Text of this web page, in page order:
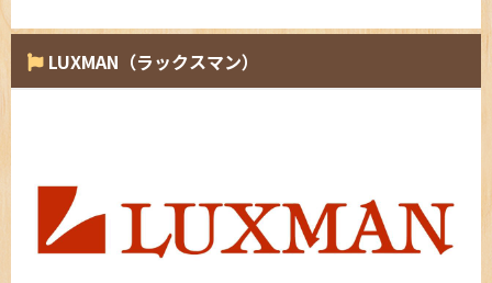
LUXMAN（ラックスマン）